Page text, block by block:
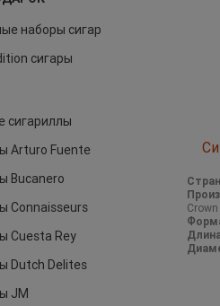
наборы сигар
сигары
сигариллы
Arturo Fuente
Bucanero
Connaisseurs
Cuesta Rey
Dutch Delites
JM
Crown